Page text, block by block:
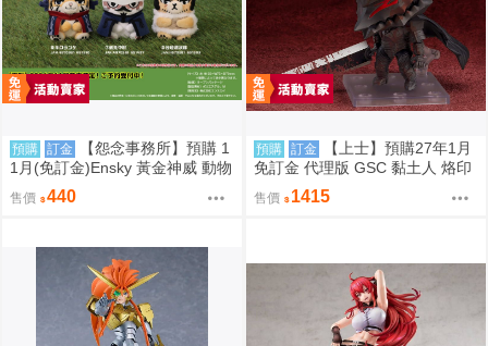
預購 訂金
【怨念事務所】預購 1
1月(免訂金)Ensky 黃金神威 動物
模樣坐姿娃吊飾 布偶 第2彈 3款
分售 三次再販 0816
售價 440
預購 訂金
【上士】預購27年1月
免訂金 代理版 GSC 黏土人 烙印
勇士 凱茲 狂戰士鎧甲Ver. BLOO
D EDITION
售價 1415